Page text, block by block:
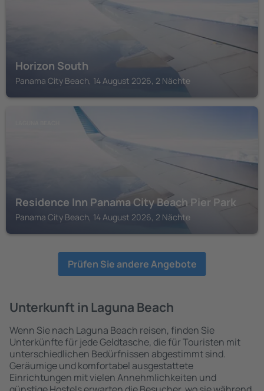
Horizon South
Panama City Beach, 14 August 2026, 2 Nächte
Residence Inn Panama City Beach Pier Park
Panama City Beach, 14 August 2026, 2 Nächte
Prüfen Sie andere Angebote
Unterkunft in Laguna Beach
Wenn Sie nach Laguna Beach reisen, finden Sie
Unterkünfte für jede Geldtasche, die für Touristen mit
unterschiedlichen Bedürfnissen abgestimmt sind.
Geräumige und komfortabel ausgestattete
Einrichtungen mit vielen Annehmlichkeiten und